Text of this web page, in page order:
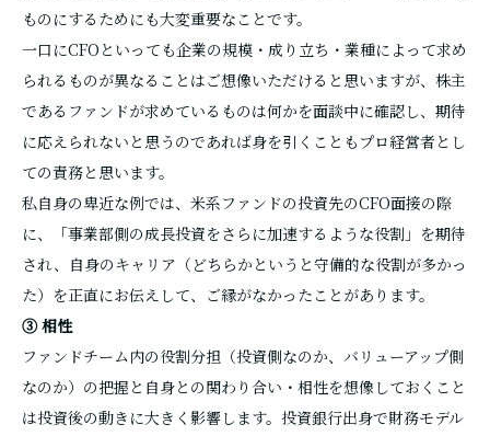
ものにするためにも大変重要なことです。
一口にCFOといっても企業の規模・成り立ち・業種によって求め
られるものが異なることはご想像いただけると思いますが、株主
であるファンドが求めているものは何かを面談中に確認し、期待
に応えられないと思うのであれば身を引くこともプロ経営者とし
ての責務と思います。
私自身の卑近な例では、米系ファンドの投資先のCFO面接の際
に、「事業部側の成長投資をさらに加速するような役割」を期待
され、自身のキャリア（どちらかというと守備的な役割が多かっ
た）を正直にお伝えして、ご縁がなかったことがあります。
③ 相性
ファンドチーム内の役割分担（投資側なのか、バリューアップ側
なのか）の把握と自身との関わり合い・相性を想像しておくこと
は投資後の動きに大きく影響します。投資銀行出身で財務モデル